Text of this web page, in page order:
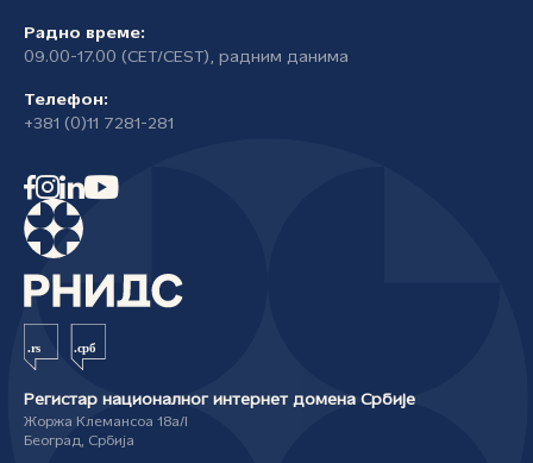
Радно време:
09.00-17.00 (CET/CEST), радним данима
Телефон:
+381 (0)11 7281-281
Регистар националног интернет домена Србије
Жоржа Клемансоа 18а/I
Београд, Србија